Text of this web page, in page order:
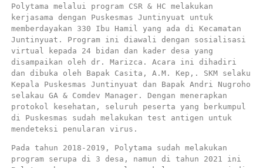
Polytama melalui program CSR & HC melakukan
kerjasama dengan Puskesmas Juntinyuat untuk
memberdayakan 330 Ibu Hamil yang ada di Kecamatan
Juntinyuat. Program ini diawali dengan sosialisasi
virtual kepada 24 bidan dan kader desa yang
disampaikan oleh dr. Marizca. Acara ini dihadiri
dan dibuka oleh Bapak Casita, A.M. Kep,. SKM selaku
Kepala Puskesmas Juntinyuat dan Bapak Andri Nugroho
selakau GA & Comdev Manager. Dengan menerapkan
protokol kesehatan, seluruh peserta yang berkumpul
di Puskesmas sudah melakukan test antigen untuk
mendeteksi penularan virus.
Pada tahun 2018-2019, Polytama sudah melakukan
program serupa di 3 desa, namun di tahun 2021 ini